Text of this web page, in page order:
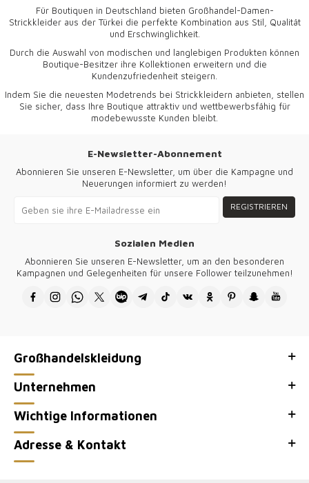
Für Boutiquen in Deutschland bieten Großhandel-Damen-
Strickkleideraus der Türkei die perfekte Kombination aus Stil, Qualität
und Erschwinglichkeit.
Durch die Auswahl von modischen und langlebigen Produkten können
Boutique-Besitzer ihre Kollektionen erweitern und die
Kundenzufriedenheit steigern.
Indem Sie die neuesten Modetrends bei Strickkleidern anbieten, stellen
Sie sicher, dass Ihre Boutique attraktiv und wettbewerbsfähig für
modebewusste Kunden bleibt.
E-Newsletter-Abonnement
Abonnieren Sie unseren E-Newsletter, um über die Kampagne und
Neuerungen informiert zu werden!
REGISTRIEREN
Sozialen Medien
Abonnieren Sie unseren E-Newsletter, um an den besonderen
Kampagnen und Gelegenheiten für unsere Follower teilzunehmen!
Großhandelskleidung
Unternehmen
Wichtige Informationen
Adresse & Kontakt